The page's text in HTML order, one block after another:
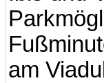
am